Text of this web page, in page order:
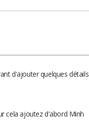
d'ajouter quelques détails
cela ajoutez d'abord Minh